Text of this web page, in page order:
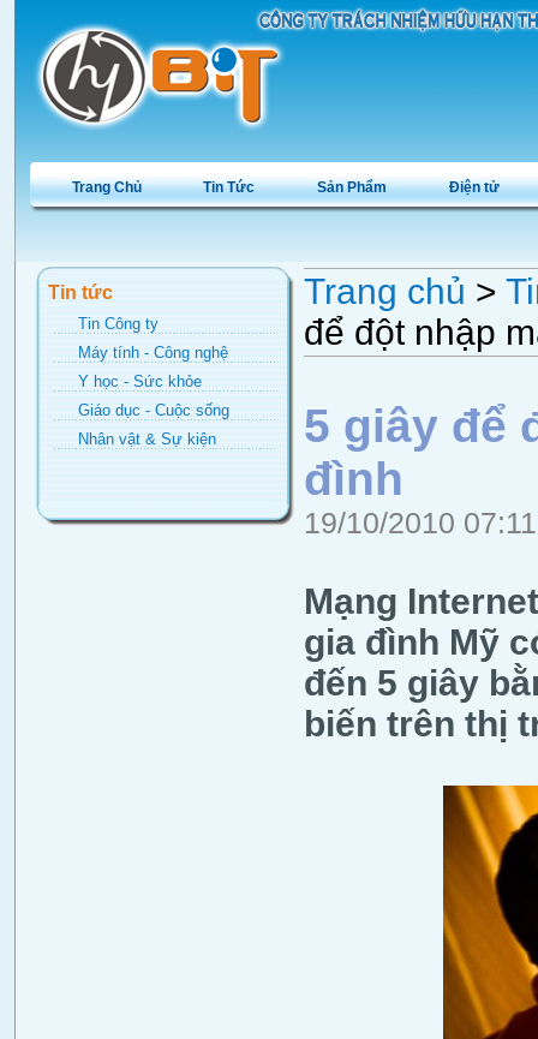
Trang Chủ Tin Tức Sản Phẩm Điện tử
Tin tức
Tin Công ty
Máy tính - Công nghệ
Y học - Sức khỏe
Giáo dục - Cuộc sống
Nhân vật & Sự kiện
Trang chủ >
để đột nhập
5 giây để
đình
19/10/2010
Mạng
gia đình Mỹ
đến 5 giây
biến trên thị